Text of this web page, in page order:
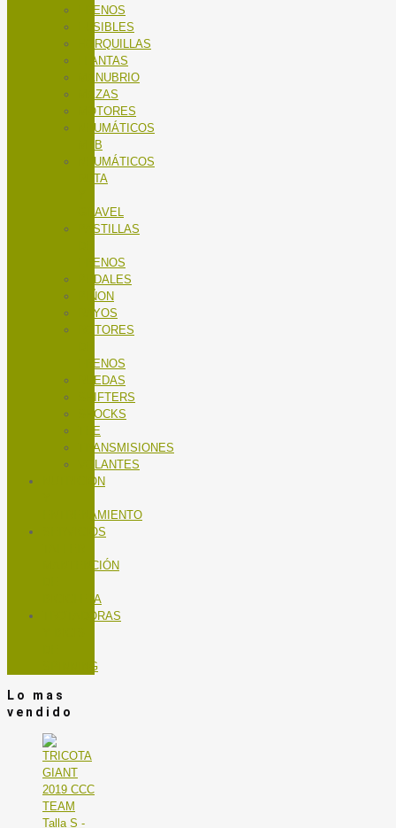
FRENOS
FUSIBLES
HORQUILLAS
LLANTAS
MANUBRIO
MAZAS
MOTORES
NEUMÁTICOS
MTB
NEUMÁTICOS
RUTA
GRAVEL
PASTILLAS
FRENOS
PEDALES
PIÑON
RAYOS
ROTORES
FRENOS
RUEDAS
SHIFTERS
SHOCKS
TEE
TRANSMISIONES
VOLANTES
NUTRICIÓN
ENTRENAMIENTO
SERVICIOS
MANTENCIÓN
BICICLETA
TROTADORAS
SPINNING
Lo mas
vendido